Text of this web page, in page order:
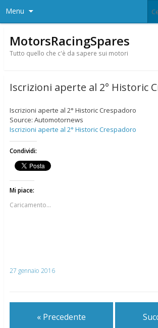
Menu
MotorsRacingSpares
Tutto quello che c'è da sapere sui motori
Iscrizioni aperte al 2° Historic
Iscrizioni aperte al 2° Historic Crespadoro
Source: Automotornews
Iscrizioni aperte al 2° Historic Crespadoro
Condividi:
Mi piace:
Caricamento...
27 gennaio 2016
« Precedente